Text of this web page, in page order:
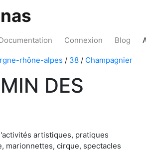
Connexion Blog
rhône-alpes / 38 / Champagnier
DES
artistiques, pratiques
marionnettes, cirque, spectacles